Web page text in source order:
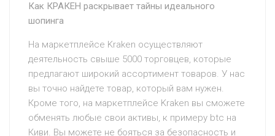
Как КРАКЕН раскрывает тайны идеального
шопинга
На маркетплейсе Kraken осуществляют
деятельность свыше 5000 торговцев, которые
предлагают широкий ассортимент товаров. У нас
вы точно найдете товар, который вам нужен.
Кроме того, на маркетплейсе Kraken вы сможете
обменять любые свои активы, к примеру btc на
Киви. Вы можете не бояться за безопасность и